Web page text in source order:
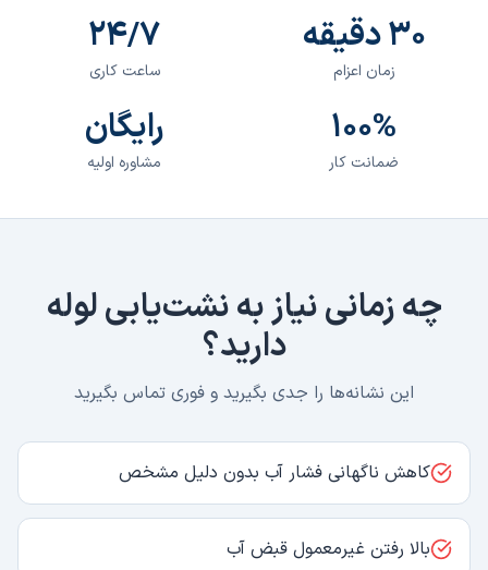
۳۰ دقیقه
زمان اعزام
۲۴/۷
ساعت کاری
۱۰۰%
ضمانت کار
رایگان
مشاوره اولیه
چه زمانی نیاز بهنشت‌یابی لوله
دارید؟
این نشانه‌ها را جدی بگیرید و فوری تماس بگیرید
کاهش ناگهانی فشار آب بدون دلیل مشخص
بالا رفتن غیرمعمول قبض آب